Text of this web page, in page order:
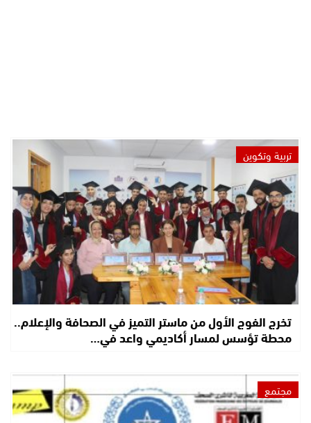
تربية وتكوين
تخرج الفوج الأول من ماستر التميز في الصحافة والإعلام..
محطة تؤسس لمسار أكاديمي واعد في…
مجتمع